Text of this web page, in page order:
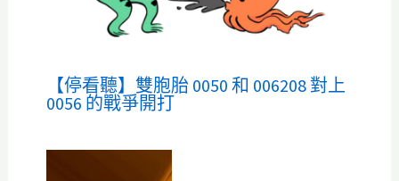
【停看聽】雙胞胎 0050 和 006208 對上
0056 的戰爭開打